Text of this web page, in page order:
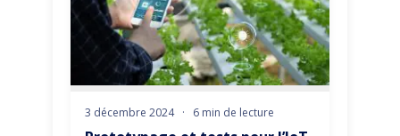
3 décembre 2024 · 6 min de lecture